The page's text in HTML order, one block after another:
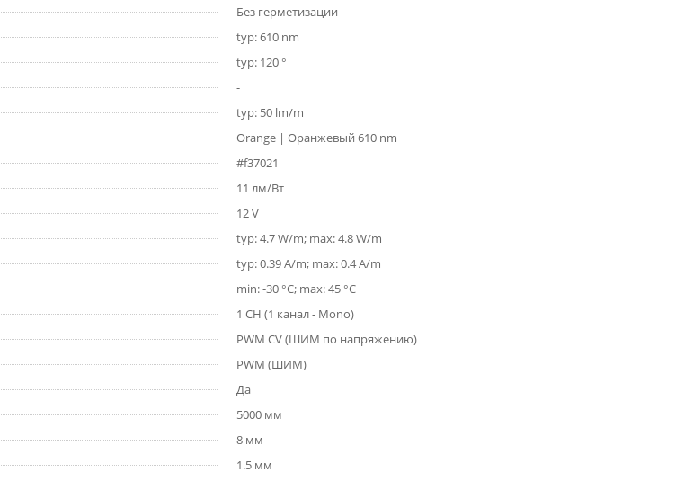
Без герметизации
typ: 610 nm
typ: 120 °
-
typ: 50 lm/m
Orange | Оранжевый 610 nm
#f37021
11 лм/Вт
12 V
typ: 4.7 W/m; max: 4.8 W/m
typ: 0.39 A/m; max: 0.4 A/m
min: -30 °C; max: 45 °C
1 CH (1 канал - Mono)
PWM СV (ШИМ по напряжению)
PWM (ШИМ)
Да
5000 мм
8 мм
1.5 мм